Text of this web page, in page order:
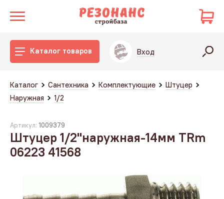
Каталог товаров Вход
Каталог Сантехника Комплектующие
Штуцер
Наружная
1/2
Артикул: 1009379
Штуцер 1/2"наружная-14мм TRm
06223 41568